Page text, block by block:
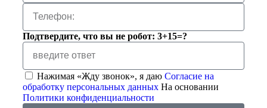
Подтвердите, что вы не робот: 3+15=?
Нажимая «Жду звонок», я даю Согласие на
обработку персональных данных На основании
Политики конфиденциальности